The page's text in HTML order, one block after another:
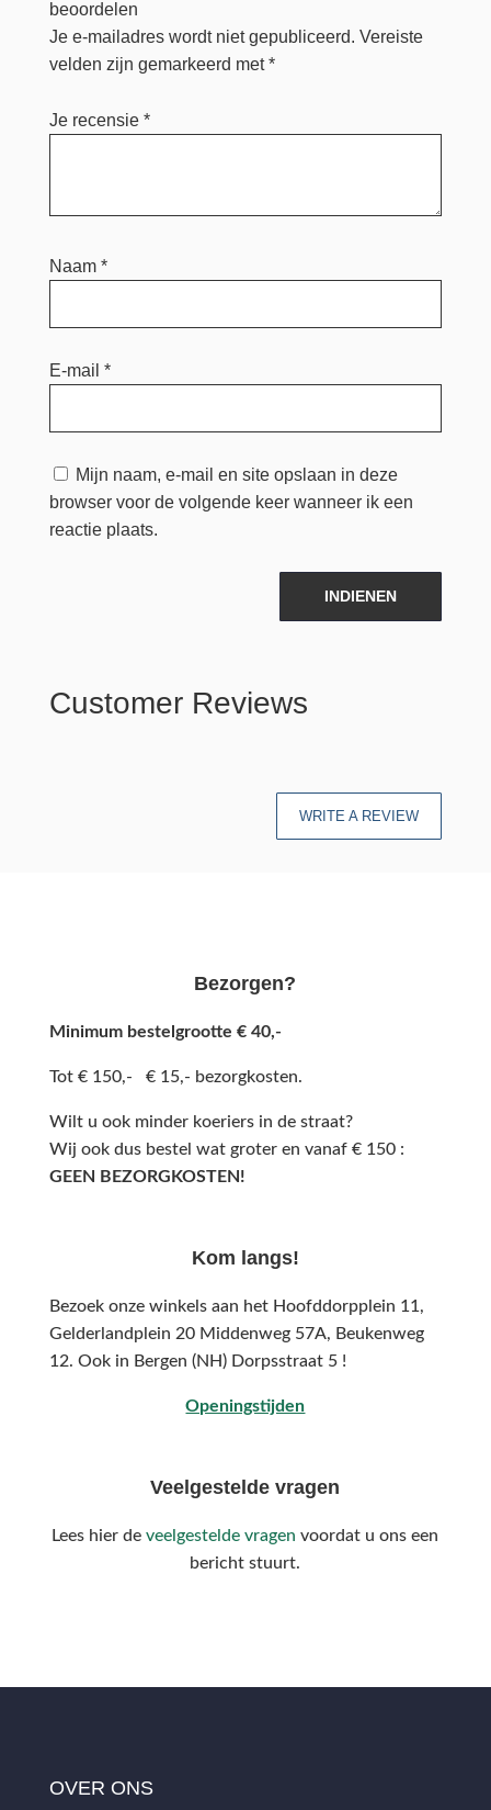
beoordelen
Je e-mailadres wordt niet gepubliceerd. Vereiste
velden zijn gemarkeerd met*
Je recensie *
Naam *
E-mail *
Mijn naam, e-mail en site opslaan in deze
browser voor de volgende keer wanneer ik een
reactie plaats.
INDIENEN
Customer Reviews
WRITE A REVIEW
Bezorgen?
Minimum bestelgrootte € 40,-
Tot € 150,- € 15,- bezorgkosten.
Wilt u ook minder koeriers in de straat?
Wij ook dus bestel wat groter en vanaf € 150 :
GEEN BEZORGKOSTEN!
Kom langs!
Bezoek onze winkels aan het Hoofddorpplein 11,
Gelderlandplein 20 Middenweg 57A, Beukenweg
12. Ook in Bergen (NH) Dorpsstraat 5 !
Openingstijden
Veelgestelde vragen
Lees hier deveelgestelde vragen voordat u ons een
bericht stuurt.
OVER ONS